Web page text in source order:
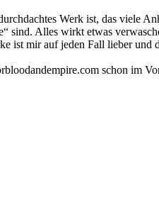
Werk ist, das viele
sind. Alles wirkt etwas
ist mir auf jeden Fall lieber
schon im